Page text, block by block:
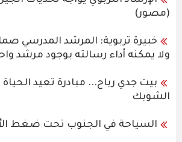
(مصور)
خبيرة تربوية: المرشد المدرسي
ولا يمكنه أداء رسالته بوجود مرشد واحد لكل
بيت جدي رباح... مبادرة تعيد الحياة
الشوبك
السياحة في الجنوب تحت ضغط